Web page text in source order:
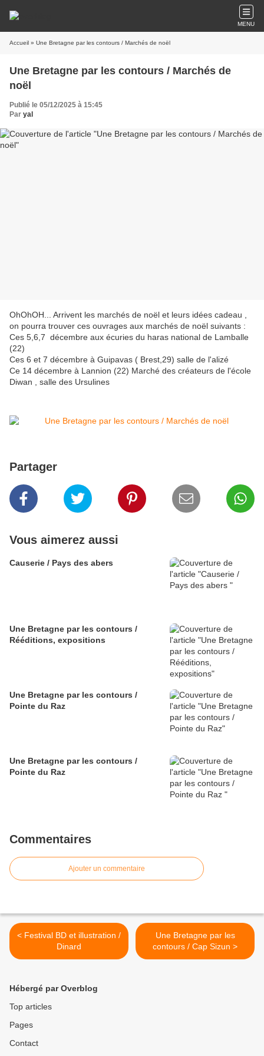
MENU
Accueil » Une Bretagne par les contours / Marchés de noël
Une Bretagne par les contours / Marchés de
noël
Publié le 05/12/2025 à 15:45
Par yal
OhOhOH... Arrivent les marchés de noël et leurs idées cadeau ,
on pourra trouver ces ouvrages aux marchés de noël suivants :
Ces 5,6,7 décembre aux écuries du haras national de Lamballe
(22)
Ces 6 et 7 décembre à Guipavas ( Brest,29) salle de l'alizé
Ce 14 décembre à Lannion (22) Marché des créateurs de l'école
Diwan , salle des Ursulines
Partager
Vous aimerez aussi
Causerie / Pays des abers
Une Bretagne par les contours /
Rééditions, expositions
Une Bretagne par les contours /
Pointe du Raz
Une Bretagne par les contours /
Pointe du Raz
Commentaires
Ajouter un commentaire
< Festival BD et illustration /
Dinard
Une Bretagne par les
contours / Cap Sizun >
Hébergé par Overblog
Top articles
Pages
Contact